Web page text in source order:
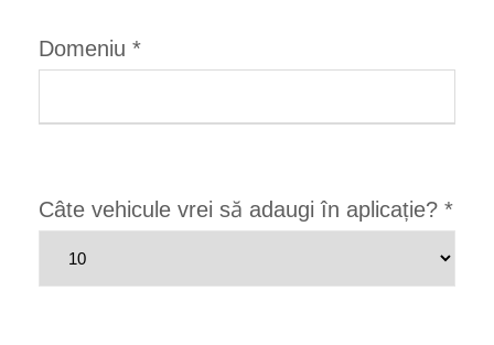
Domeniu *
Câte vehicule vrei să adaugi în aplicație? *